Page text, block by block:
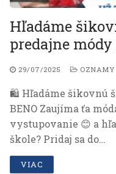
Hľadáme
predajne módy
29/07/2025 OZNAMY
🛍️ Hľadáme šikovnú
BENO Zaujíma ťa
vystupovanie 😊 a
škole? Pridaj sa do…
VIAC